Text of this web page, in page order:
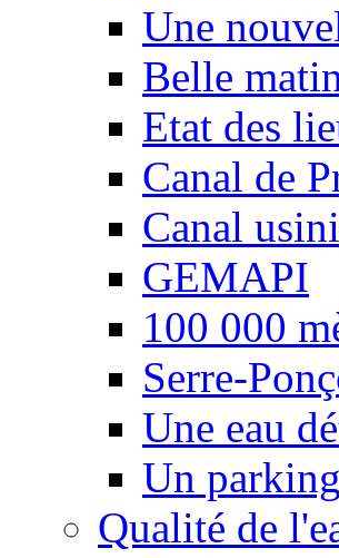
Une
Belle
Etat des
Canal de
Canal
GEMAPI
100 000
Serre-
Une eau
Un
Qualité de